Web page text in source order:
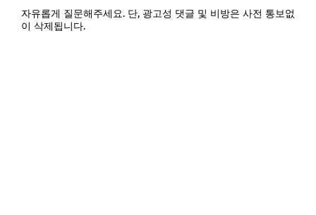
자유롭게 질문해주세요. 단, 광고성 댓글 및 비방은 사전 통보없
이 삭제됩니다.